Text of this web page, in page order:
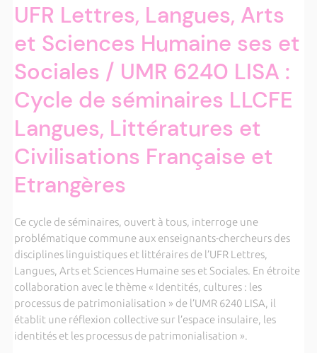
UFR Lettres, Langues, Arts
et Sciences Humaine ses et
Sociales / UMR 6240 LISA :
Cycle de séminaires LLCFE
Langues, Littératures et
Civilisations Française et
Etrangères
Ce cycle de séminaires, ouvert à tous, interroge une
problématique commune aux enseignants-chercheurs des
disciplines linguistiques et littéraires de l’UFR Lettres,
Langues, Arts et Sciences Humaine ses et Sociales. En étroite
collaboration avec le thème « Identités, cultures : les
processus de patrimonialisation » de l’UMR 6240 LISA, il
établit une réflexion collective sur l’espace insulaire, les
identités et les processus de patrimonialisation ».